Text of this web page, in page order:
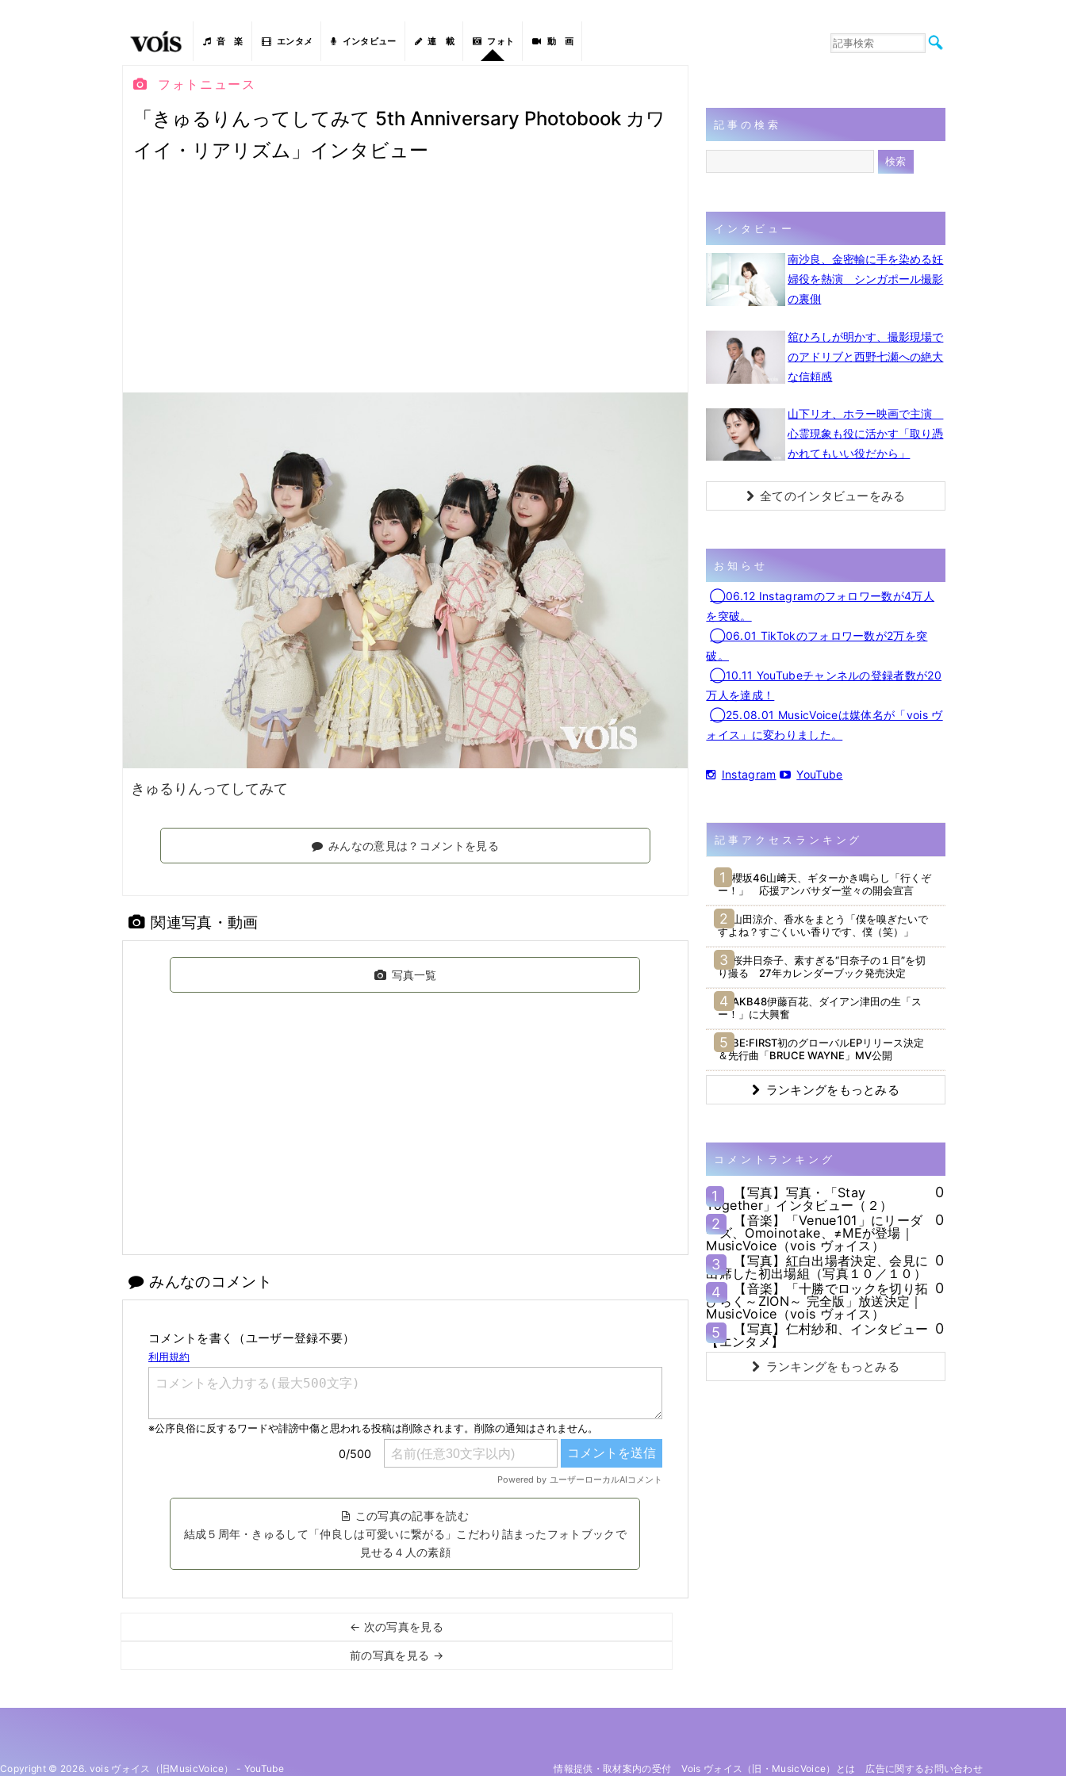
音 楽 エンタメ インタビュー 連 載 フォト 動 画
音楽
連載
フォト
フォトニュース
「きゅるりんってしてみて 5th Anniversary Photobook カワ
イイ・リアリズム」インタビュー
きゅるりんってしてみて
みんなの意見は？コメントを見る
関連写真・動画
写真一覧
みんなのコメント
コメントを書く（ユーザー登録不要）
この写真の記事を読む
結成５周年・きゅるして「仲良しは可愛いに繋がる」こだわり詰まったフォトブックで
見せる４人の素顔
← 次の写真を見る
前の写真を見る →
記事の検索
インタビュー
南沙良、金密輸に手を染める妊
婦役を熱演 シンガポール撮影
の裏側
舘ひろしが明かす、撮影現場で
のアドリブと西野七瀬への絶大
な信頼感
山下リオ、ホラー映画で主演
心霊現象も役に活かす「取り憑
かれてもいい役だから」
全てのインタビューをみる
お知らせ
◯06.12 Instagramのフォロワー数が4万人
を突破。
◯06.01 TikTokのフォロワー数が2万を突
破。
◯10.11 YouTubeチャンネルの登録者数が20
万人を達成！
◯25.08.01 MusicVoiceは媒体名が「vois ヴ
ォイス」に変わりました。
Instagram YouTube
記事アクセスランキング
櫻坂46山﨑天、ギターかき鳴らし「行くぞ
ー！」 応援アンバサダー堂々の開会宣言
山田涼介、香水をまとう「僕を嗅ぎたいで
すよね？すごくいい香りです、僕（笑）」
桜井日奈子、素すぎる“日奈子の１日”を切
り撮る 27年カレンダーブック発売決定
AKB48伊藤百花、ダイアン津田の生「ス
ー！」に大興奮
BE:FIRST初のグローバルEPリリース決定
＆先行曲「BRUCE WAYNE」MV公開
ランキングをもっとみる
コメントランキング
1
【写真】写真・「Stay
Together」インタビュー（２）
0
2
【音楽】「Venue101」にリーダ
ーズ、Omoinotake、≠MEが登場｜
MusicVoice（vois ヴォイス）
0
3
【写真】紅白出場者決定、会見に
出席した初出場組（写真１０／１０）
0
4
【音楽】「十勝でロックを切り拓
ひらく～ZION～ 完全版」放送決定｜
MusicVoice（vois ヴォイス）
0
5
【写真】仁村紗和、インタビュー
【エンタメ】
0
ランキングをもっとみる
Copyright © 2026. vois ヴォイス（旧MusicVoice） - YouTube 情報提供・取材案内の受付 Vois ヴォイス（旧・MusicVoice）とは 広告に関するお問い合わせ